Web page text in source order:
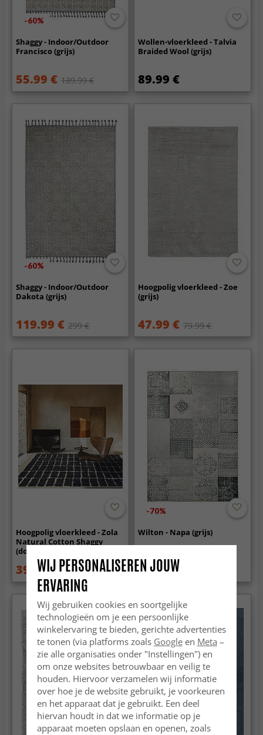
-60%
Shaggy - Indoor/Outdoor
Francisco (grijs)
55.99 € 139.99 €
Wollen-vloerkleed - Talvia
Braided Wool (grijs)
89.99 €
-60%
Shaggy - Indoor/Outdoor
Dakota (grijs)
119.99 € 299 €
Hoogpolig vloerkleed - Zoe
(grijs)
47.99 € 79.99 €
Hoogpolig vloerkleed - Zola
Natural Cotton Shaggy
(donkergrijs)
39.99 € 49.99 €
-70%
Wilton - Napa (grijs)
74.99 €
WIJ PERSONALISEREN JOUW
ERVARING
Wij gebruiken cookies en soortgelijke
technologieën om je een persoonlijke
winkelervaring te bieden, gerichte advertenties
te tonen (via platforms zoals Googleen Meta –
zie alle organisaties onder "Instellingen") en
om onze websites betrouwbaar en veilig te
houden. Hiervoor verzamelen wij informatie
over hoe je de website gebruikt, je voorkeuren
en het apparaat dat je gebruikt. Een deel
hiervan houdt in dat we informatie op je
apparaat moeten opslaan en openen, zoals